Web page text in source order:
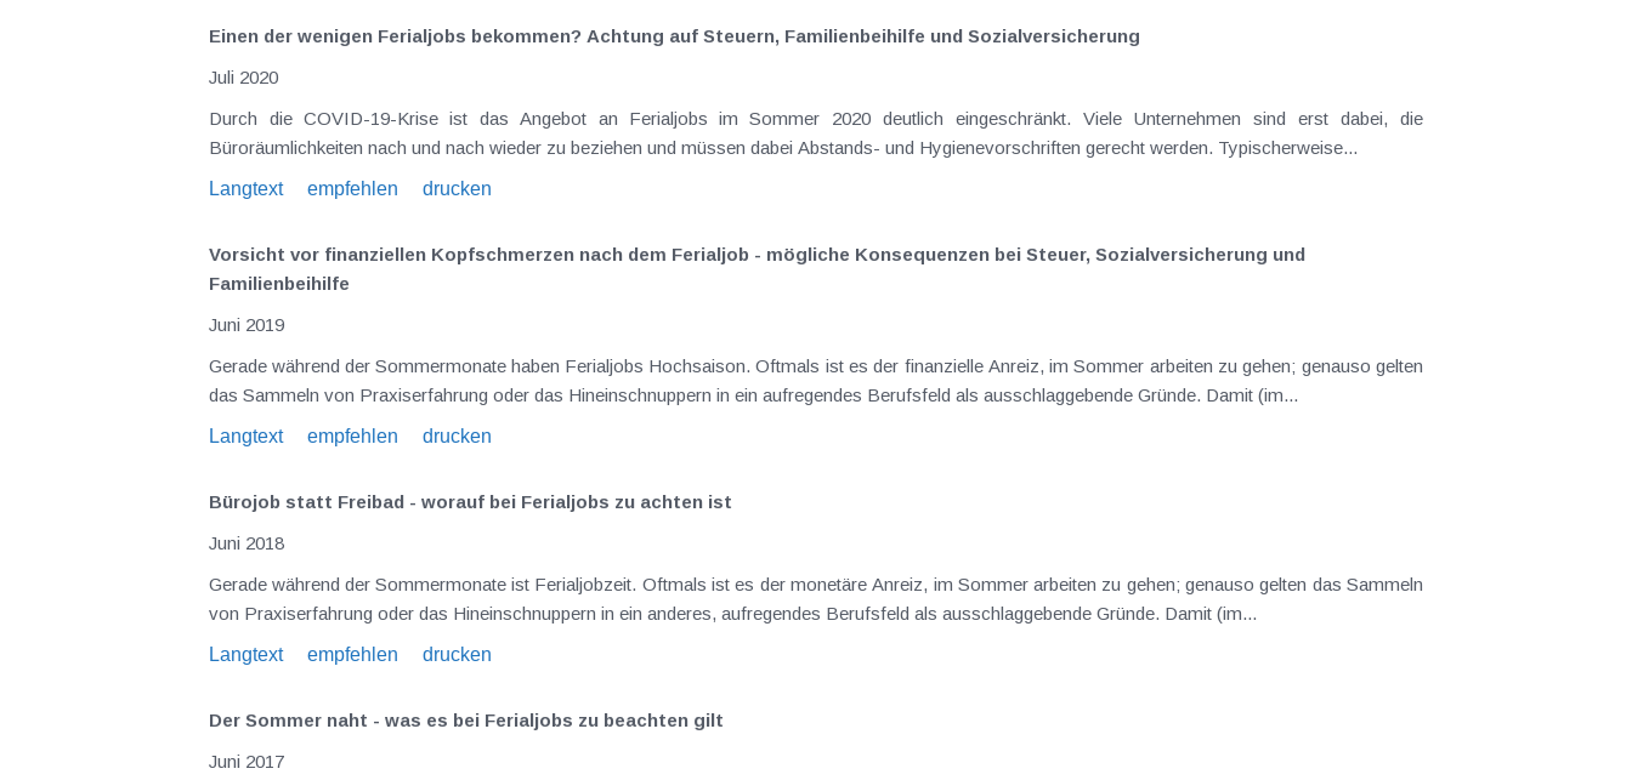
Einen der wenigen Ferialjobs bekommen? Achtung auf Steuern, Familienbeihilfe und Sozialversicherung
Juli 2020
Durch die COVID-19-Krise ist das Angebot an Ferialjobs im Sommer 2020 deutlich eingeschränkt. Viele Unternehmen sind erst dabei, die
Büroräumlichkeiten nach und nach wieder zu beziehen und müssen dabei Abstands- und Hygienevorschriften gerecht werden. Typischerweise...
Langtext
empfehlen drucken
Vorsicht vor finanziellen Kopfschmerzen nach dem Ferialjob - mögliche Konsequenzen bei Steuer, Sozialversicherung und
Familienbeihilfe
Juni 2019
Gerade während der Sommermonate haben Ferialjobs Hochsaison. Oftmals ist es der finanzielle Anreiz, im Sommer arbeiten zu gehen; genauso gelten
das Sammeln von Praxiserfahrung oder das Hineinschnuppern in ein aufregendes Berufsfeld als ausschlaggebende Gründe. Damit (im...
Langtext
empfehlen drucken
Bürojob statt Freibad - worauf bei Ferialjobs zu achten ist
Juni 2018
Gerade während der Sommermonate ist Ferialjobzeit. Oftmals ist es der monetäre Anreiz, im Sommer arbeiten zu gehen; genauso gelten das Sammeln
von Praxiserfahrung oder das Hineinschnuppern in ein anderes, aufregendes Berufsfeld als ausschlaggebende Gründe. Damit (im...
Langtext
empfehlen drucken
Der Sommer naht - was es bei Ferialjobs zu beachten gilt
Juni 2017